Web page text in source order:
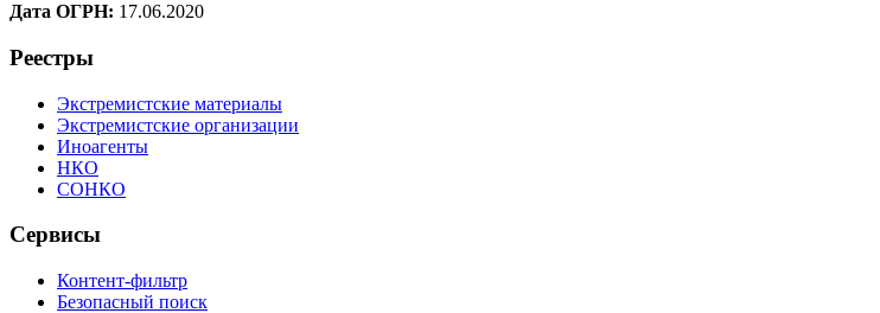
Дата ОГРН: 17.06.2020
Реестры
Экстремистские материалы
Экстремистские организации
Иноагенты
НКО
СОНКО
Сервисы
Контент-фильтр
Безопасный поиск